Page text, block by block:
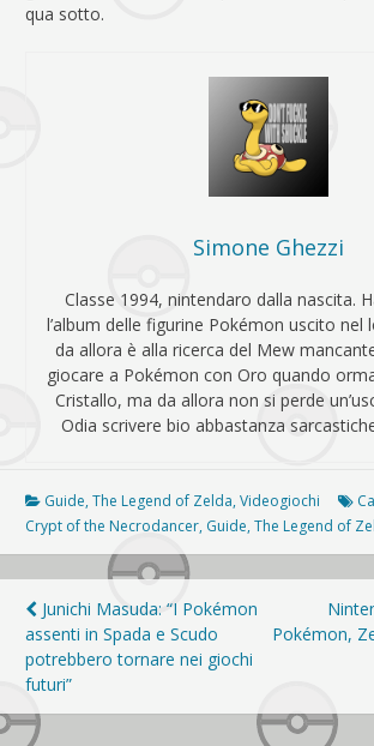
qua sotto.
Simone Ghezzi
Classe 1994, nintendaro dalla nascita.
l’album delle figurine Pokémon uscito nel
da allora è alla ricerca del Mew
giocare a Pokémon con Oro quando
Cristallo, ma da allora non si perde
Odia scrivere bio abbastanza
Guide,The Legend of Zelda,Videogiochi
Crypt of the Necrodancer, Guide,The Legend of
Navigazione
articoli
Junichi Masuda: “I Pokémon
assenti in Spada e Scudo
potrebbero tornare nei giochi
futuri”
Pokémon,